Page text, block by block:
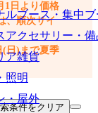
ルブース・集中
アクセサリー・備
ア雑貨
照明
・屋外
1日より価格
、順次サイ
(日)まで夏季
条件をクリア